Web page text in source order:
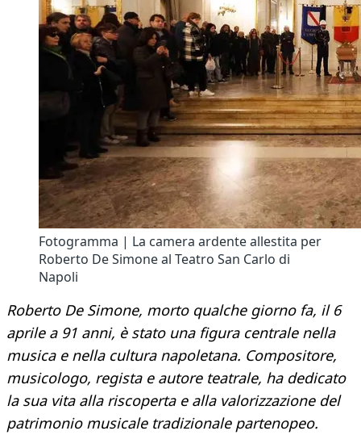
Fotogramma | La camera ardente allestita per
Roberto De Simone al Teatro San Carlo di
Napoli
Roberto De Simone, morto qualche giorno fa, il 6
aprile a 91 anni, è stato una figura centrale nella
musica e nella cultura napoletana. Compositore,
musicologo, regista e autore teatrale, ha dedicato
la sua vita alla riscoperta e alla valorizzazione del
patrimonio musicale tradizionale partenopeo.